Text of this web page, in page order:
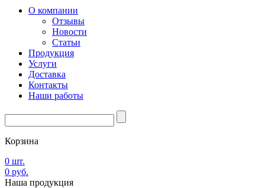
О компании
Отзывы
Новости
Статьи
Продукция
Услуги
Доставка
Контакты
Наши работы
Корзина
0 шт.
0 руб.
Наша продукция